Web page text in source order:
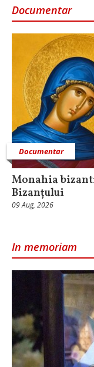
Documentar
Documentar
Monahia
Bizanțului
09 Aug, 2026
In memoriam